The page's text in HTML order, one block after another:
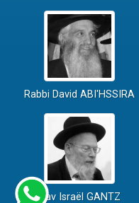
Rabbi David ABI'HSSIRA
Rav Israël GANTZ